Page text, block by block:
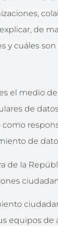
de
y cuáles
el medio
de
de
de la
equipos de